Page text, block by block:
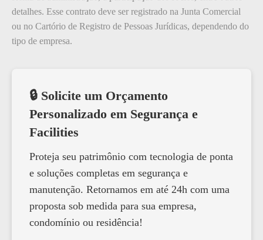
detalhes. Esse contrato deve ser registrado na Junta Comercial
ou no Cartório de Registro de Pessoas Jurídicas, dependendo do
tipo de empresa.
🔒 Solicite um Orçamento
Personalizado em Segurança e
Facilities
Proteja seu patrimônio com tecnologia de ponta
e soluções completas em segurança e
manutenção. Retornamos em até 24h com uma
proposta sob medida para sua empresa,
condomínio ou residência!